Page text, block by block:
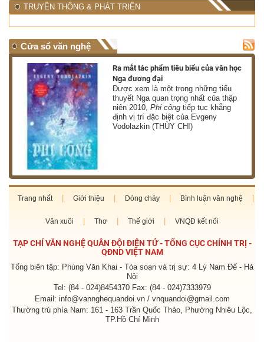
TRUYỀN THÔNG & PHÁT TRIỂN
Cửa sổ văn nghệ
Ra mắt tác phẩm tiêu biểu của văn học
Nga đương đại
Được xem là một trong những tiểu
thuyết Nga quan trọng nhất của thập
niên 2010,Phi công tiếp tục khẳng
định vị trí đặc biệt của Evgeny
Vodolazkin (THÙY CHI)
Trang nhất Giới thiệu Dòng chảy Bình luận văn nghệ
Văn xuôi Thơ Thế giới VNQĐ kết nối
TẠP CHÍ VĂN NGHỆ QUÂN ĐỘI ĐIỆN TỬ - TỔNG CỤC CHÍNH TRỊ -
QĐND VIỆT NAM
Tổng biên tập: Phùng Văn Khai - Tòa soạn và trị sự: 4 Lý Nam Đế - Hà
Nội
Tel: (84 - 024)8454370 Fax: (84 - 024)7333979
Email: info@vannghequandoi.vn / vnquandoi@gmail.com
Thường trú phía Nam: 161 - 163 Trần Quốc Thảo, Phường Nhiêu Lộc,
TP.Hồ Chí Minh